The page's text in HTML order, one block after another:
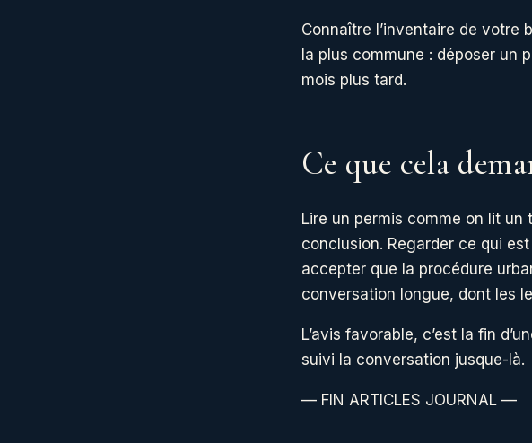
Connaître l’inventaire de votre
la plus commune : déposer un
mois plus tard.
Ce que cela
Lire un permis comme on lit
conclusion. Regarder ce qui
accepter que la procédure
conversation longue, dont les
L’avis favorable, c’est la fin
suivi la conversation jusque-là.
— FIN ARTICLES JOURNAL —